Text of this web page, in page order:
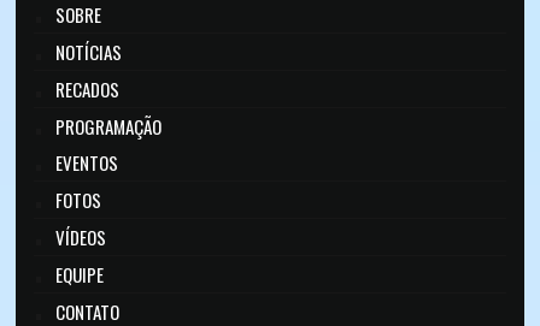
SOBRE
NOTÍCIAS
RECADOS
PROGRAMAÇÃO
EVENTOS
FOTOS
VÍDEOS
EQUIPE
CONTATO